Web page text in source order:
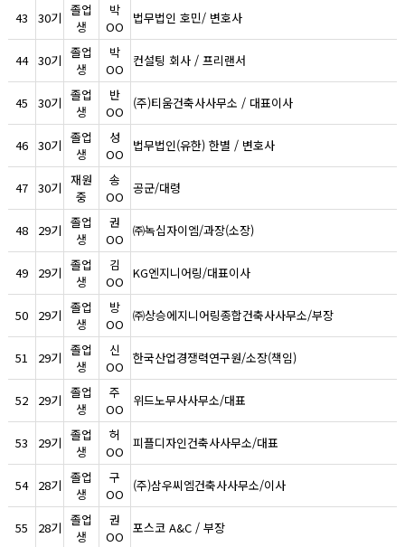
43 30기 졸업
생
박
OO
법무법인 호민/ 변호사
44 30기 졸업
생
박
OO
컨설팅 회사 / 프리랜서
45 30기 졸업
생
반
OO
(주)티움건축사사무소 / 대표이사
46 30기 졸업
생
성
OO
법무법인(유한) 한별 / 변호사
47 30기 재원
중
송
OO
공군/대령
48 29기 졸업
생
권
OO
㈜녹십자이엠/과장(소장)
49 29기 졸업
생
김
OO
KG엔지니어링/대표이사
50 29기 졸업
생
방
OO
㈜상승에지니어링종합건축사사무소/부장
51 29기 졸업
생
신
OO
한국산업경쟁력연구원/소장(책임)
52 29기 졸업
생
주
OO
위드노무사사무소/대표
53 29기 졸업
생
허
OO
피플디자인건축사사무소/대표
54 28기 졸업
생
구
OO
(주)삼우씨엠건축사사무소/이사
55 28기 졸업
생
권
OO
포스코 A&C / 부장